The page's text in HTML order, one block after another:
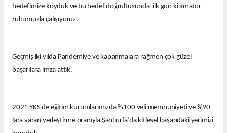
hedefimize koyduk ve bu hedef doğrultusunda ilk gün ki amatör
ruhumuzla çalışıyoruz.
Geçmiş iki yılda Pandemiye ve kapanmalara rağmen çok güzel
başarılara imza attık.
2021 YKS de eğitim kurumlarımızda %100 veli memnuniyeti ve %90
lara varan yerleştirme oranıyla Şanlıurfa’da kitlesel başarıdaki yerimizi